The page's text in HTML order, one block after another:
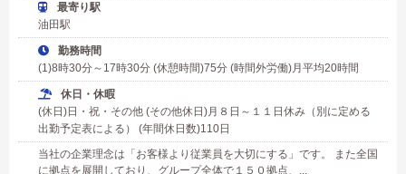
最寄り駅
油田駅
勤務時間
(1)8時30分～17時30分 (休憩時間)75分 (時間外労働)月平均20時間
休日・休暇
(休日)日・祝・その他 (その他休日)月８日～１１日休み（別に定める
出勤予定表による） (年間休日数)110日
当社の企業理念は「お客様より従業員を大切にする」です。 また全国
に拠点を展開しており、グループ全体で１５０拠点、...